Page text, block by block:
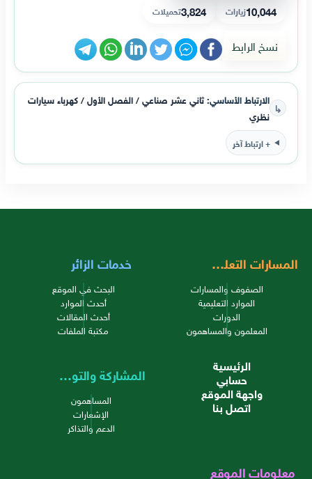
10,044زيارات 3,824تحميلات
نسخ الرابط
↳ الارتباط الأساسي:ثاني عشر صناعي / الفصل الأول / كهرباء سيارات
نظري
+ ارتباط آخر
المسارات التعليمية
الصفوف والمسارات
الموارد التعليمية
الدورات
المعلمون والمساهمون
خدمات الزائر
البحث في الموقع
أحدث الموارد
أحدث المقالات
مكتبة الملفات
الرئيسية
حسابي
واجهة الموقع
اتصل بنا
المشاركة والتواصل
المساهمون
الإشعارات
الدعم والتذاكر
معلومات الموقع